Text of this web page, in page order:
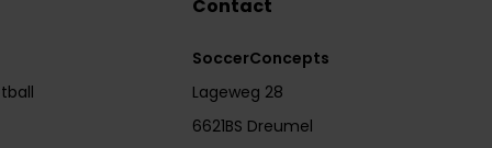
Contact
SoccerConcepts
Lageweg 28
6621BS Dreumel